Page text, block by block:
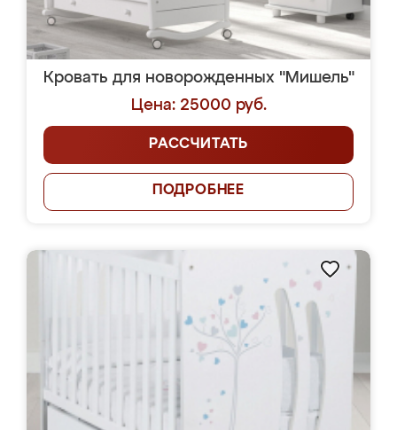
Кровать для новорожденных "Мишель"
Цена: 25000 руб.
РАССЧИТАТЬ
ПОДРОБНЕЕ